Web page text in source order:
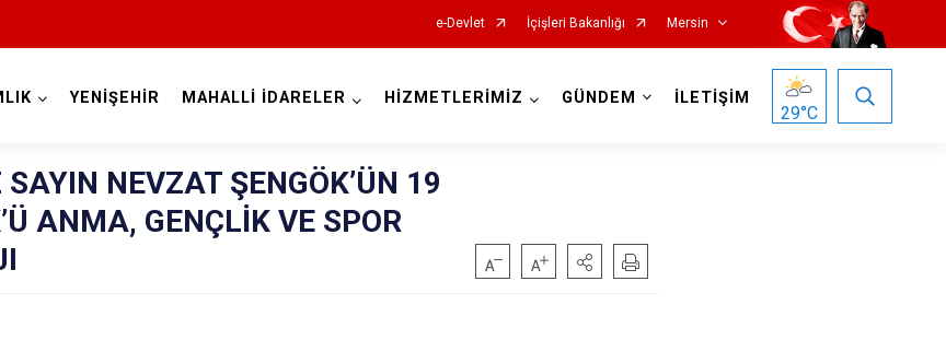
e-Devlet İçişleri Bakanlığı Mersin
YENİŞEHİR MAHALLİ İDARELER HİZMETLERİMİZ GÜNDEM İLETİŞİM
29°C
NEVZAT ŞENGÖK’ÜN 19
ANMA, GENÇLİK VE SPOR